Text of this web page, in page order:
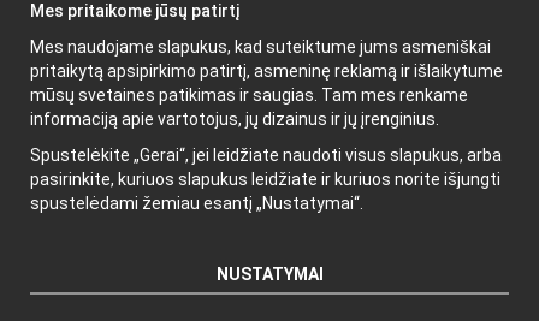
Papildoma
informacija
Naujienlaiškis
Apie slapukus
Mes pritaikome jūsų patirtį
Mes naudojame slapukus, kad suteiktume jums asmeniškai
pritaikytą apsipirkimo patirtį, asmeninę reklamą ir išlaikytume
mūsų svetaines patikimas ir saugias. Tam mes renkame
informaciją apie vartotojus, jų dizainus ir jų įrenginius.
Spustelėkite „Gerai“, jei leidžiate naudoti visus slapukus, arba
pasirinkite, kuriuos slapukus leidžiate ir kuriuos norite išjungti
spustelėdami žemiau esantį „Nustatymai“.
NUSTATYMAI